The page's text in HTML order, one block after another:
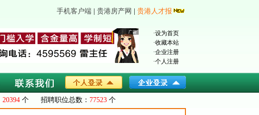
手机客户端 贵港房产网 贵港人才报
·设为首页
·收藏本站
·企业注册
·个人注册
20394 个 招聘职位总数： 77523 个